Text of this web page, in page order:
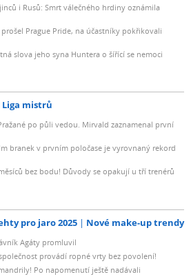
i Rusů: Smrt válečného hrdiny oznámila
Prague Pride, na účastníky pokřikovali
slova jeho syna Huntera o šířící se nemoci
Liga mistrů
po půli vedou. Mirvald zaznamenal první
branek v prvním poločase je vyrovnaný rekord
bez bodu! Důvody se opakují u tří trenérů
pro jaro 2025 Nové make-up trendy
Agáty promluvil
provádí ropné vrty bez povolení!
Po napomenutí ještě nadávali